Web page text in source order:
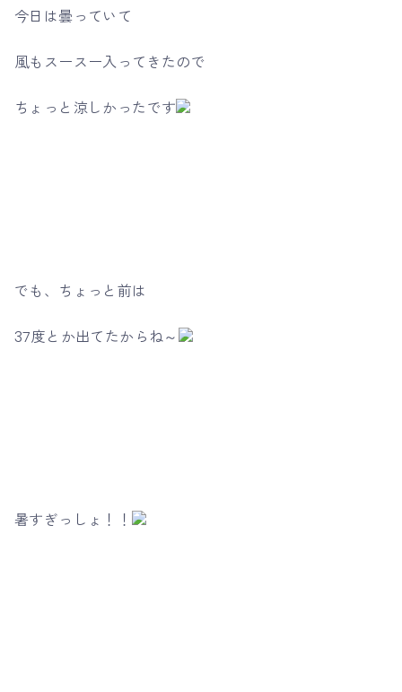
今日は曇っていて
風もスースー入ってきたので
ちょっと涼しかったです
でも、ちょっと前は
37度とか出てたからね～
暑すぎっしょ！！